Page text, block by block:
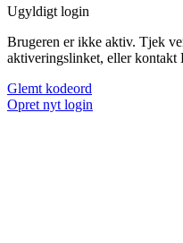
Ugyldigt login
Brugeren er ikke aktiv. Tjek
aktiveringslinket, eller
Glemt kodeord
Opret nyt login